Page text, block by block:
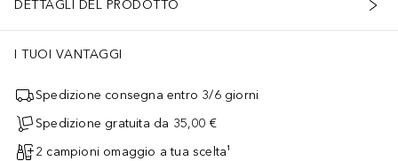
DETTAGLI DEL PRODOTTO
I TUOI VANTAGGI
Spedizione consegna entro 3/6 giorni
Spedizione gratuita da 35,00 €
2 campioni omaggio a tua scelta¹